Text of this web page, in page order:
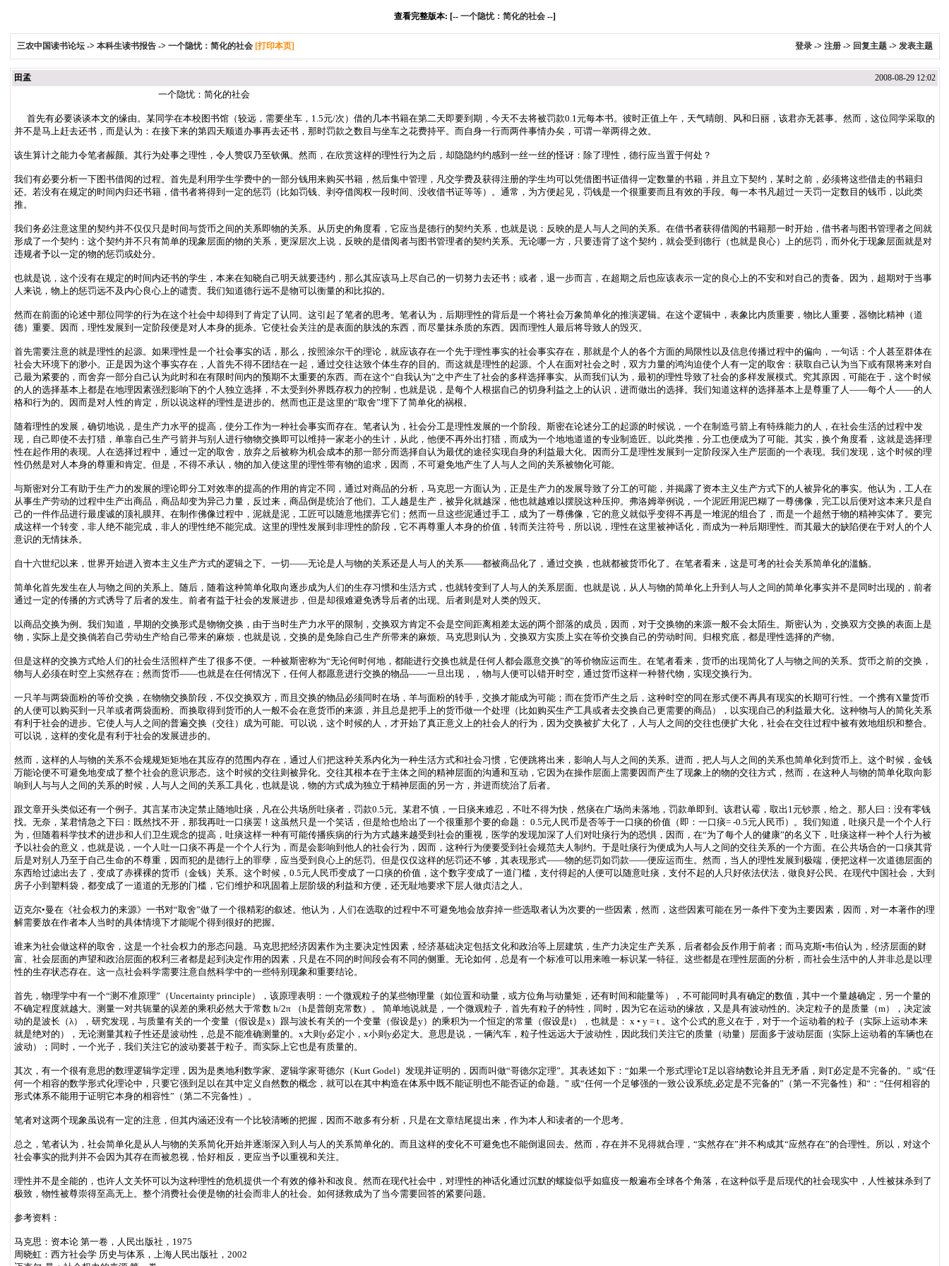
查看完整版本: [-- 一个隐忧：简化的社会--]
三农中国读书论坛 -> 本科生读书报告-> 一个隐忧：简化的社会 [打印本页] 登录-> 注册-> 回复主题-> 发表主题
田孟 2008-08-29 12:02
一个隐忧：简化的社会
首先有必要谈谈本文的缘由。某同学在本校图书馆（较远，需要坐车，1.5元/次）借的几本书籍在第二天即要到期，今天不去将被罚款0.1元每本书。彼时正值上午，天气晴朗、风和日丽，该君亦无甚事。然而，这位同学采取的
并不是马上赶去还书，而是认为：在接下来的第四天顺道办事再去还书，那时罚款之数目与坐车之花费持平。而自身一行而两件事情办矣，可谓一举两得之效。
该生算计之能力令笔者赧颜。其行为处事之理性，令人赞叹乃至钦佩。然而，在欣赏这样的理性行为之后，却隐隐约约感到一丝一丝的怪讶：除了理性，德行应当置于何处？
我们有必要分析一下图书借阅的过程。首先是利用学生学费中的一部分钱用来购买书籍，然后集中管理，凡交学费及获得注册的学生均可以凭借图书证借得一定数量的书籍，并且立下契约，某时之前，必须将这些借走的书籍归
还。若没有在规定的时间内归还书籍，借书者将得到一定的惩罚（比如罚钱、剥夺借阅权一段时间、没收借书证等等）。通常，为方便起见，罚钱是一个很重要而且有效的手段。每一本书凡超过一天罚一定数目的钱币，以此类
推。
我们务必注意这里的契约并不仅仅只是时间与货币之间的关系即物的关系。从历史的角度看，它应当是德行的契约关系，也就是说：反映的是人与人之间的关系。在借书者获得借阅的书籍那一时开始，借书者与图书管理者之间就
形成了一个契约：这个契约并不只有简单的现象层面的物的关系，更深层次上说，反映的是借阅者与图书管理者的契约关系。无论哪一方，只要违背了这个契约，就会受到德行（也就是良心）上的惩罚，而外化于现象层面就是对
违规者予以一定的物的惩罚或处分。
也就是说，这个没有在规定的时间内还书的学生，本来在知晓自己明天就要违约，那么其应该马上尽自己的一切努力去还书；或者，退一步而言，在超期之后也应该表示一定的良心上的不安和对自己的责备。因为，超期对于当事
人来说，物上的惩罚远不及内心良心上的谴责。我们知道德行远不是物可以衡量的和比拟的。
然而在前面的论述中那位同学的行为在这个社会中却得到了肯定了认同。这引起了笔者的思考。笔者认为，后期理性的背后是一个将社会万象简单化的推演逻辑。在这个逻辑中，表象比内质重要，物比人重要，器物比精神（道
德）重要。因而，理性发展到一定阶段便是对人本身的扼杀。它使社会关注的是表面的肤浅的东西，而尽量抹杀质的东西。因而理性人最后将导致人的毁灭。
首先需要注意的就是理性的起源。如果理性是一个社会事实的话，那么，按照涂尔干的理论，就应该存在一个先于理性事实的社会事实存在，那就是个人的各个方面的局限性以及信息传播过程中的偏向，一句话：个人甚至群体在
社会大环境下的渺小。正是因为这个事实存在，人首先不得不团结在一起，通过交往达致个体生存的目的。而这就是理性的起源。个人在面对社会之时，双方力量的鸿沟迫使个人有一定的取舍：获取自己认为当下或有限将来对自
己最为紧要的，而舍弃一部分自己认为此时和在有限时间内的预期不太重要的东西。而在这个“自我认为”之中产生了社会的多样选择事实。从而我们认为，最初的理性导致了社会的多样发展模式。究其原因，可能在于，这个时候
的人的选择基本上都是在地理因素强烈影响下的个人独立选择，不太受到外界既存权力的控制，也就是说，是每个人根据自己的切身利益之上的认识，进而做出的选择。我们知道这样的选择基本上是尊重了人——每个人——的人
格和行为的。因而是对人性的肯定，所以说这样的理性是进步的。然而也正是这里的“取舍”埋下了简单化的祸根。
随着理性的发展，确切地说，是生产力水平的提高，使分工作为一种社会事实而存在。笔者认为，社会分工是理性发展的一个阶段。斯密在论述分工的起源的时候说，一个在制造弓箭上有特殊能力的人，在社会生活的过程中发
现，自己即使不去打猎，单靠自己生产弓箭并与别人进行物物交换即可以维持一家老小的生计，从此，他便不再外出打猎，而成为一个地地道道的专业制造匠。以此类推，分工也便成为了可能。其实，换个角度看，这就是选择理
性在起作用的表现。人在选择过程中，通过一定的取舍，放弃之后被称为机会成本的那一部分而选择自认为最优的途径实现自身的利益最大化。因而分工是理性发展到一定阶段深入生产层面的一个表现。我们发现，这个时候的理
性仍然是对人本身的尊重和肯定。但是，不得不承认，物的加入使这里的理性带有物的追求，因而，不可避免地产生了人与人之间的关系被物化可能。
与斯密对分工有助于生产力的发展的理论即分工对效率的提高的作用的肯定不同，通过对商品的分析，马克思一方面认为，正是生产力的发展导致了分工的可能，并揭露了资本主义生产方式下的人被异化的事实。他认为，工人在
从事生产劳动的过程中生产出商品，商品却变为异己力量，反过来，商品倒是统治了他们。工人越是生产，被异化就越深，他也就越难以摆脱这种压抑。弗洛姆举例说，一个泥匠用泥巴糊了一尊佛像，完工以后便对这本来只是自
己的一件作品进行最虔诚的顶礼膜拜。在制作佛像过程中，泥就是泥，工匠可以随意地摆弄它们；然而一旦这些泥通过手工，成为了一尊佛像，它的意义就似乎变得不再是一堆泥的组合了，而是一个超然于物的精神实体了。要完
成这样一个转变，非人绝不能完成，非人的理性绝不能完成。这里的理性发展到非理性的阶段，它不再尊重人本身的价值，转而关注符号，所以说，理性在这里被神话化，而成为一种后期理性。而其最大的缺陷便在于对人的个人
意识的无情抹杀。
自十六世纪以来，世界开始进入资本主义生产方式的逻辑之下。一切——无论是人与物的关系还是人与人的关系——都被商品化了，通过交换，也就都被货币化了。在笔者看来，这是可考的社会关系简单化的滥觞。
简单化首先发生在人与物之间的关系上。随后，随着这种简单化取向逐步成为人们的生存习惯和生活方式，也就转变到了人与人的关系层面。也就是说，从人与物的简单化上升到人与人之间的简单化事实并不是同时出现的，前者
通过一定的传播的方式诱导了后者的发生。前者有益于社会的发展进步，但是却很难避免诱导后者的出现。后者则是对人类的毁灭。
以商品交换为例。我们知道，早期的交换形式是物物交换，由于当时生产力水平的限制，交换双方肯定不会是空间距离相差太远的两个部落的成员，因而，对于交换物的来源一般不会太陌生。斯密认为，交换双方交换的表面上是
物，实际上是交换倘若自己劳动生产给自己带来的麻烦，也就是说，交换的是免除自己生产所带来的麻烦。马克思则认为，交换双方实质上实在等价交换自己的劳动时间。归根究底，都是理性选择的产物。
但是这样的交换方式给人们的社会生活照样产生了很多不便。一种被斯密称为“无论何时何地，都能进行交换也就是任何人都会愿意交换”的等价物应运而生。在笔者看来，货币的出现简化了人与物之间的关系。货币之前的交换，
物与人必须在时空上实然存在；然而货币——也就是在任何情况下，任何人都愿意进行交换的物品——一旦出现，，物与人便可以错开时空，通过货币这样一种替代物，实现交换行为。
一只羊与两袋面粉的等价交换，在物物交换阶段，不仅交换双方，而且交换的物品必须同时在场，羊与面粉的转手，交换才能成为可能；而在货币产生之后，这种时空的同在形式便不再具有现实的长期可行性。一个携有X量货币
的人便可以购买到一只羊或者两袋面粉。而换取得到货币的人一般不会在意货币的来源，并且总是把手上的货币做一个处理（比如购买生产工具或者去交换自己更需要的商品），以实现自己的利益最大化。这种物与人的简化关系
有利于社会的进步。它使人与人之间的普遍交换（交往）成为可能。可以说，这个时候的人，才开始了真正意义上的社会人的行为，因为交换被扩大化了，人与人之间的交往也便扩大化，社会在交往过程中被有效地组织和整合。
可以说，这样的变化是有利于社会的发展进步的。
然而，这样的人与物的关系不会规规矩矩地在其应存的范围内存在，通过人们把这种关系内化为一种生活方式和社会习惯，它便跳将出来，影响人与人之间的关系。进而，把人与人之间的关系也简单化到货币上。这个时候，金钱
万能论便不可避免地变成了整个社会的意识形态。这个时候的交往则被异化。交往其根本在于主体之间的精神层面的沟通和互动，它因为在操作层面上需要因而产生了现象上的物的交往方式，然而，在这种人与物的简单化取向影
响到人与与人之间的关系的时候，人与人之间的关系工具化，也就是说，物的方式成为独立于精神层面的另一方，并进而统治了后者。
跟文章开头类似还有一个例子。其言某市决定禁止随地吐痰，凡在公共场所吐痰者，罚款0.5元。某君不慎，一日痰来难忍，不吐不得为快，然痰在广场尚未落地，罚款单即到。该君认霉，取出1元钞票，给之。那人曰：没有零钱
找。无奈，某君情急之下曰：既然找不开，那我再吐一口痰罢！这虽然只是一个笑话，但是给也给出了一个很重那个要的命题： 0.5元人民币是否等于一口痰的价值（即：一口痰= -0.5元人民币）。我们知道，吐痰只是一个个人行
为，但随着科学技术的进步和人们卫生观念的提高，吐痰这样一种有可能传播疾病的行为方式越来越受到社会的重视，医学的发现加深了人们对吐痰行为的恐惧，因而，在“为了每个人的健康”的名义下，吐痰这样一种个人行为被
予以社会的意义，也就是说，一个人吐一口痰不再是一个个人行为，而是会影响到他人的社会行为，因而，这种行为便要受到社会规范夫人制约。于是吐痰行为便成为人与人之间的交往关系的一个方面。在公共场合的一口痰其背
后是对别人乃至于自己生命的不尊重，因而犯的是德行上的罪孽，应当受到良心上的惩罚。但是仅仅这样的惩罚还不够，其表现形式——物的惩罚如罚款——便应运而生。然而，当人的理性发展到极端，便把这样一次道德层面的
东西给过滤出去了，变成了赤裸裸的货币（金钱）关系。这个时候，0.5元人民币变成了一口痰的价值，这个数字变成了一道门槛，支付得起的人便可以随意吐痰，支付不起的人只好依法伏法，做良好公民。在现代中国社会，大到
房子小到塑料袋，都变成了一道道的无形的门槛，它们维护和巩固着上层阶级的利益和方便，还无耻地要求下层人做贞洁之人。
迈克尔•曼在《社会权力的来源》一书对“取舍”做了一个很精彩的叙述。他认为，人们在选取的过程中不可避免地会放弃掉一些选取者认为次要的一些因素，然而，这些因素可能在另一条件下变为主要因素，因而，对一本著作的理
解需要放在作者本人当时的具体情境下才能呢个得到很好的把握。
谁来为社会做这样的取舍，这是一个社会权力的形态问题。马克思把经济因素作为主要决定性因素，经济基础决定包括文化和政治等上层建筑，生产力决定生产关系，后者都会反作用于前者；而马克斯•韦伯认为，经济层面的财
富、社会层面的声望和政治层面的权利三者都是起到决定作用的因素，只是在不同的时间段会有不同的侧重。无论如何，总是有一个标准可以用来唯一标识某一特征。这些都是在理性层面的分析，而社会生活中的人并非总是以理
性的生存状态存在。这一点社会科学需要注意自然科学中的一些特别现象和重要结论。
首先，物理学中有一个“测不准原理”（Uncertainty principle），该原理表明：一个微观粒子的某些物理量（如位置和动量，或方位角与动量矩，还有时间和能量等），不可能同时具有确定的数值，其中一个量越确定，另一个量的
不确定程度就越大。测量一对共轭量的误差的乘积必然大于常数 h/2π （h是普朗克常数）。 简单地说就是，一个微观粒子，首先有粒子的特性，同时，因为它在运动的缘故，又是具有波动性的。决定粒子的是质量（m），决定波
动的是波长（λ），研究发现，与质量有关的一个变量（假设是x）跟与波长有关的一个变量（假设是y）的乘积为一个恒定的常量（假设是t），也就是： x • y = t 。这个公式的意义在于，对于一个运动着的粒子（实际上运动本来
就是绝对的），无论测量其粒子性还是波动性，总是不能准确测量的。x大则y必定小，x小则y必定大。意思是说，一辆汽车，粒子性远远大于波动性，因此我们关注它的质量（动量）层面多于波动层面（实际上运动着的车辆也在
波动）；同时，一个光子，我们关注它的波动要甚于粒子。而实际上它也是有质量的。
其次，有一个很有意思的数理逻辑学定理，因为是奥地利数学家、逻辑学家哥德尔（Kurt Godel）发现并证明的，因而叫做“哥德尔定理”。其表述如下：“如果一个形式理论T足以容纳数论并且无矛盾，则T必定是不完备的。” 或“任
何一个相容的数学形式化理论中，只要它强到足以在其中定义自然数的概念，就可以在其中构造在体系中既不能证明也不能否证的命题。” 或“任何一个足够强的一致公设系统,必定是不完备的”（第一不完备性）和“：“任何相容的
形式体系不能用于证明它本身的相容性”（第二不完备性）。
笔者对这两个现象虽说有一定的注意，但其内涵还没有一个比较清晰的把握，因而不敢多有分析，只是在文章结尾提出来，作为本人和读者的一个思考。
总之，笔者认为，社会简单化是从人与物的关系简化开始并逐渐深入到人与人的关系简单化的。而且这样的变化不可避免也不能倒退回去。然而，存在并不见得就合理，“实然存在”并不构成其“应然存在”的合理性。所以，对这个
社会事实的批判并不会因为其存在而被忽视，恰好相反，更应当予以重视和关注。
理性并不是全能的，也许人文关怀可以为这种理性的危机提供一个有效的修补和改良。然而在现代社会中，对理性的神话化通过沉默的螺旋似乎如瘟疫一般遍布全球各个角落，在这种似乎是后现代的社会现实中，人性被抹杀到了
极致，物性被尊崇得至高无上。整个消费社会便是物的社会而非人的社会。如何拯救成为了当今需要回答的紧要问题。
参考资料：
马克思：资本论 第一卷，人民出版社，1975
周晓虹：西方社会学 历史与体系，上海人民出版社，2002